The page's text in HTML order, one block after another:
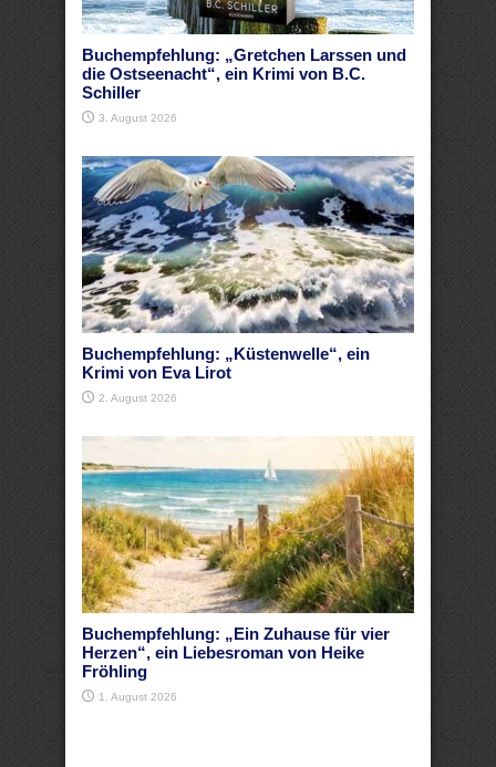
Buchempfehlung: „Gretchen Larssen und
die Ostseenacht“, ein Krimi von B.C.
Schiller
3. August 2026
Buchempfehlung: „Küstenwelle“, ein
Krimi von Eva Lirot
2. August 2026
Buchempfehlung: „Ein Zuhause für vier
Herzen“, ein Liebesroman von Heike
Fröhling
1. August 2026